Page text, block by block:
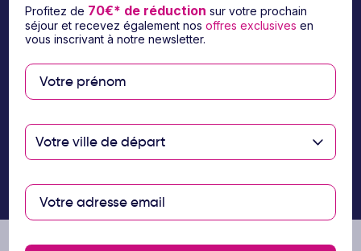
Paiement sécurisé
fois par carte
notre partenaire
Floa
Profitez de 70€* de réduction sur votre prochain
séjour et recevez également nosoffres exclusives en
vous inscrivant à notre newsletter.
Votre ville de départ